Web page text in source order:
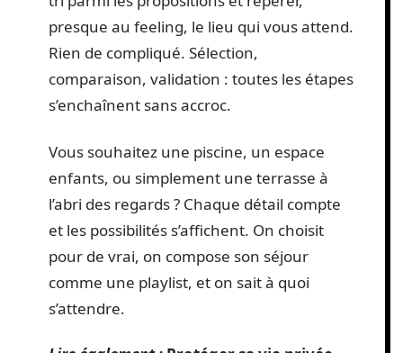
presque au feeling, le lieu qui vous attend.
Rien de compliqué. Sélection,
comparaison, validation : toutes les étapes
s’enchaînent sans accroc.
Vous souhaitez une piscine, un espace
enfants, ou simplement une terrasse à
l’abri des regards ? Chaque détail compte
et les possibilités s’affichent. On choisit
pour de vrai, on compose son séjour
comme une playlist, et on sait à quoi
s’attendre.